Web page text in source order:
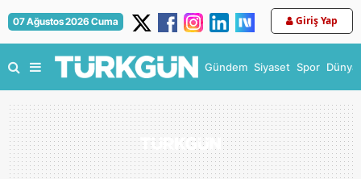
07 Ağustos 2026 Cuma Giriş Yap
Gündem Siyaset Spor Dünya